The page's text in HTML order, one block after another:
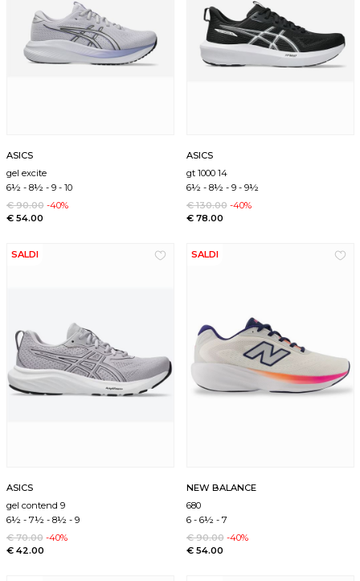
ASICS
gel excite
6½ -8½ -9 -10
€ 90.00 -40%
€ 54.00
ASICS
gt 1000 14
6½ -8½ -9 -9½
€ 130.00 -40%
€ 78.00
SALDI
ASICS
gel contend 9
6½ -7½ -8½ -9
€ 70.00 -40%
€ 42.00
SALDI
NEW BALANCE
680
6 -6½ -7
€ 90.00 -40%
€ 54.00